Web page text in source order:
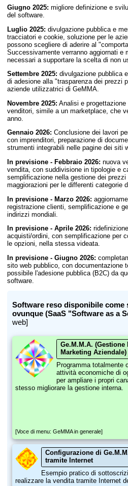
Giugno 2025: migliore definizione e
del software.
Luglio 2025: divulgazione pubblica e
tracciatori e cookie, soluzione per le
possono scegliere di aderire al
Successivamente verranno aggiornati e
necessari a supportare la scelta di non
Settembre 2025: divulgazione pubblica
di adesione alla "trasparenza dei prezzi
aziende utilizzatrici di GeMMA.
Novembre 2025: Analisi e
venditori, simile a un marketplace, che
anno.
Gennaio 2026: Conclusione dei lavori
con imprenditori, preparazione di
strumenti integrabili nelle pagine dei siti
In previsione - Febbraio 2026: nuova
vendita, con suddivisione in tipologie e
semplificazione nella gestione dei
maggiorazioni per le differenti categorie
In previsione - Marzo 2026:
registrazione clienti, semplificazione e
indirizzi mondiali.
In previsione - Aprile 2026:
acquisti/ordini, con semplificazione per
le opzioni, nella stessa videata.
In previsione - Giugno 2026:
sito web pubblico, con documentazione
possibile l'adesione pubblica (B2C) da
software.
Software reso disponibile come
ovunque (SaaS "Software as a
web]
Ge.M.M.A.
Marketing Aziendale)
Programma totalmente
attività economiche di
per ampliare i propri
stesso migliorare la gestione interna.
[Voce di menu: GeMMA in generale]
Configurazione di
tramite Internet
Esempio pratico di
realizzare la vendita tramite Internet